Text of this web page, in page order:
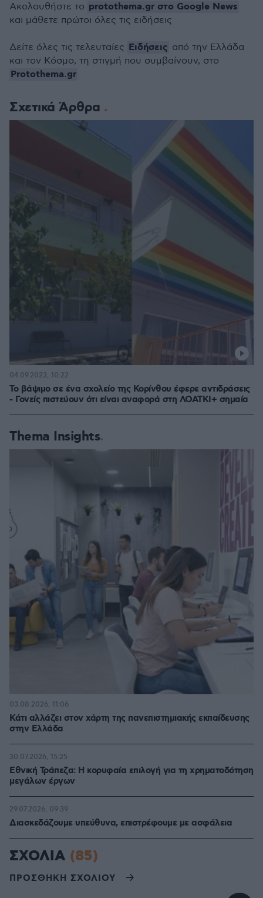
Σχετικά Άρθρα
Το βάψιμο σε ένα σχολείο της Κορίνθου έφερε αντιδράσεις
- Γονείς πιστεύουν ότι είναι αναφορά στη ΛΟΑΤΚΙ+ σημαία
04.09.2023, 10:22
Thema Insights
Κάτι αλλάζει στον χάρτη της πανεπιστημιακής εκπαίδευσης
στην Ελλάδα
03.08.2026, 11:06
Εθνική Τράπεζα: Η κορυφαία επιλογή για τη χρηματοδότηση
μεγάλων έργων
30.07.2026, 15:25
Διασκεδάζουμε υπεύθυνα, επιστρέφουμε με ασφάλεια
29.07.2026, 09:39
Ακολουθήστε το protothema.gr στο Google News
και μάθετε πρώτοι όλες τις ειδήσεις
Δείτε όλες τις τελευταίες Ειδήσεις από την Ελλάδα
και τον Κόσμο, τη στιγμή που συμβαίνουν, στο
Protothema.gr
ΣΧΟΛΙΑ (85)
ΠΡΟΣΘΗΚΗ ΣΧΟΛΙΟΥ